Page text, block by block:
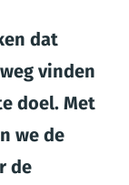
dat
vinden
doel. Met
we de
de